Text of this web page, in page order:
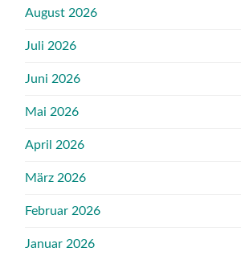
August 2026
Juli 2026
Juni 2026
Mai 2026
April 2026
März 2026
Februar 2026
Januar 2026